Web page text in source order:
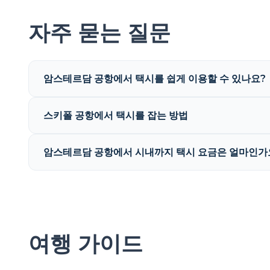
자주 묻는 질문
암스테르담 공항에서 택시를 쉽게 이용할 수 있나요?
스키폴 공항에서 택시를 잡는 방법
암스테르담 공항에서 시내까지 택시 요금은 얼마인가
여행 가이드